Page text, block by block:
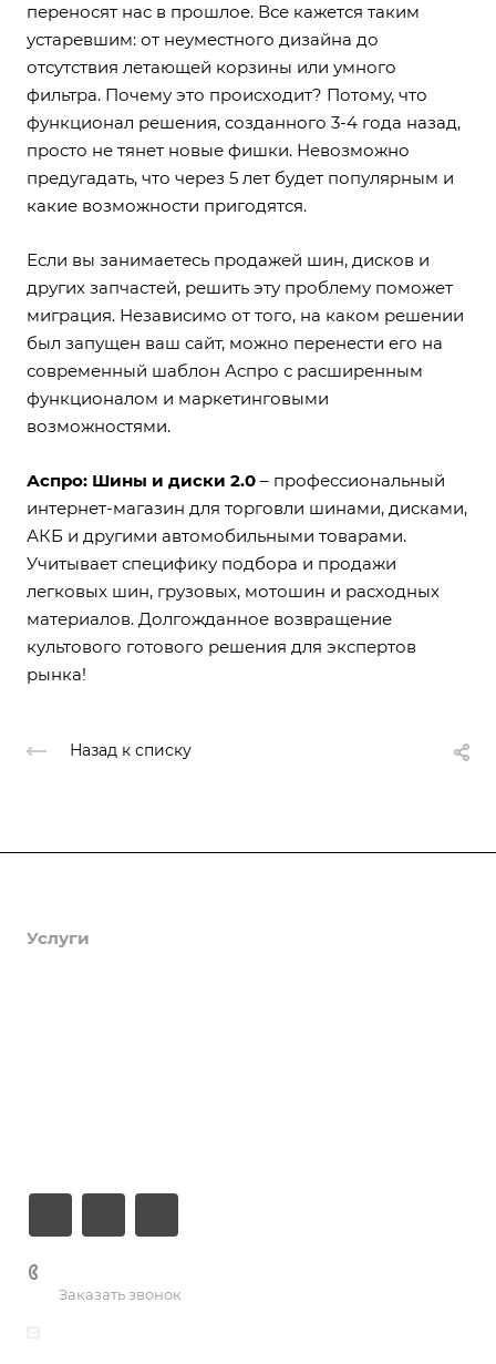
переносят нас в прошлое. Все кажется таким
устаревшим: от неуместного дизайна до
отсутствия летающей корзины или умного
фильтра. Почему это происходит? Потому, что
функционал решения, созданного 3-4 года назад,
просто не тянет новые фишки. Невозможно
предугадать, что через 5 лет будет популярным и
какие возможности пригодятся.
Если вы занимаетесь продажей шин, дисков и
других запчастей, решить эту проблему поможет
миграция. Независимо от того, на каком решении
был запущен ваш сайт, можно перенести его на
современный шаблон Аспро с расширенным
функционалом и маркетинговыми
возможностями.
Аспро: Шины и диски 2.0 – профессиональный
интернет-магазин для торговли шинами, дисками,
АКБ и другими автомобильными товарами.
Учитывает специфику подбора и продажи
легковых шин, грузовых, мотошин и расходных
материалов. Долгожданное возвращение
культового готового решения для экспертов
рынка!
Назад к списку
Услуги
Заказать звонок